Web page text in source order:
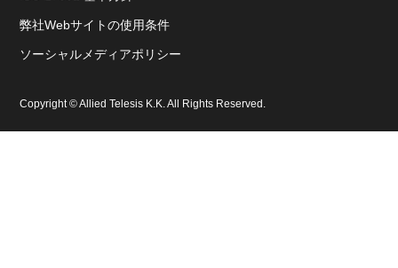
弊社Webサイトの使用条件
ソーシャルメディアポリシー
Copyright © Allied Telesis K.K. All Rights Reserved.